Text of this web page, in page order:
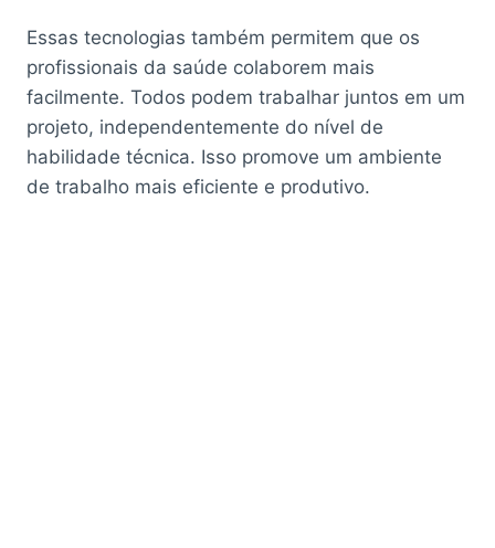
Essas tecnologias também permitem que os
profissionais da saúde colaborem mais
facilmente. Todos podem trabalhar juntos em um
projeto, independentemente do nível de
habilidade técnica. Isso promove um ambiente
de trabalho mais eficiente e produtivo.